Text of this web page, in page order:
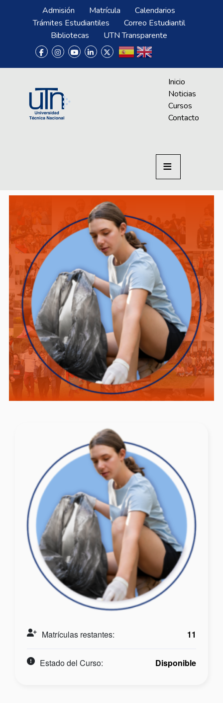
Pasar al contenido principal
Menú SuperiorAdmisión Matrícula
Calendarios
Trámites Estudiantiles
Correo Estudiantil
Bibliotecas
UTN Transparente
Menú CrAprende
Inicio
Noticias
Cursos
Contacto
Matrículas restantes: 11
Estado del Curso: Disponible